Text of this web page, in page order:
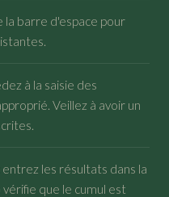
la barre d'espace pour
à la saisie des
Veillez à avoir un
entrez les résultats dans la
que le cumul est